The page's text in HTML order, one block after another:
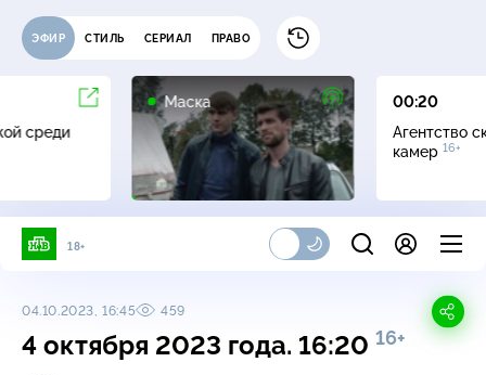
ЭФИР СТИЛЬ СЕРИАЛ ПРАВО
среди
Маска
00:20
Агентство
камер 16+
18+
04.10.2023, 16:45 459
4 октября 2023 года. 16:20 16+